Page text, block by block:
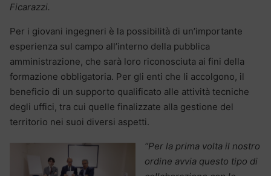
Ficarazzi.
Per i giovani ingegneri è la possibilità di un’importante
esperienza sul campo all’interno della pubblica
amministrazione, che sarà loro riconosciuta ai fini della
formazione obbligatoria. Per gli enti che li accolgono, il
beneficio di un supporto qualificato alle attività tecniche
degli uffici, tra cui quelle finalizzate alla gestione del
territorio nei suoi diversi aspetti.
“Per la prima volta il nostro
ordine avvia questo tipo di